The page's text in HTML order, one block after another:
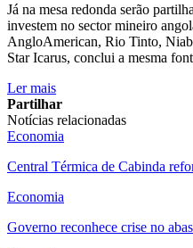
Já na mesa redonda serão
investem no sector mineiro
AngloAmerican, Rio Tinto,
Star Icarus, conclui a mesma
Ler mais
Partilhar
Notícias relacionadas
Economia
Central Térmica de Cabinda
Economia
Governo reconhece crise no